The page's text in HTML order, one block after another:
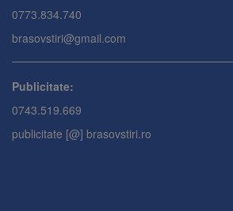
0773.834.740
brasovstiri@gmail.com
Publicitate:
0743.519.669
publicitate [@] brasovstiri.ro